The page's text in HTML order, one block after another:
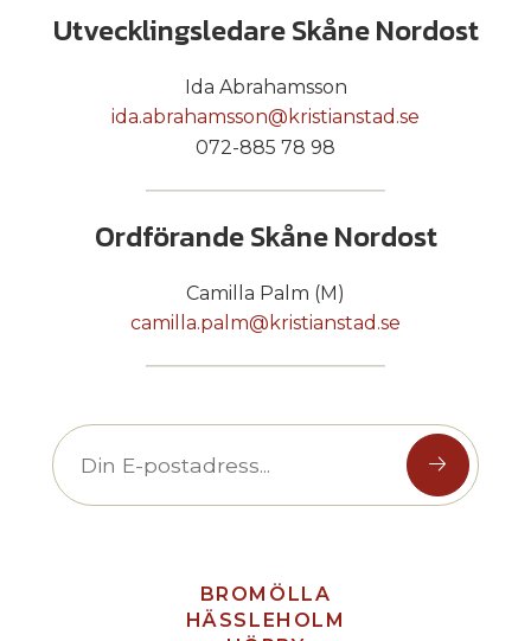
Utvecklingsledare Skåne Nordost
Ida Abrahamsson
ida.abrahamsson@kristianstad.se
072-885 78 98
Ordförande Skåne Nordost
Camilla Palm (M)
camilla.palm@kristianstad.se
BROMÖLLA
HÄSSLEHOLM